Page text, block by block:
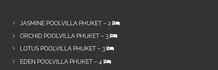
JASMINE POOLVILLA PHUKET – 2
ORCHID POOLVILLA PHUKET – 3
LOTUS POOLVILLA PHUKET – 3
EDEN POOLVILLA PHUKET – 4